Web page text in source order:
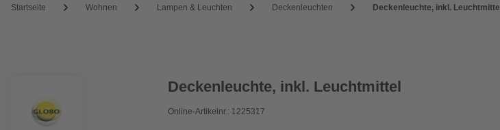
Startseite Wohnen Lampen & Leuchten Deckenleuchten Deckenleuchte, inkl. Leuchtmittel
Deckenleuchte, inkl. Leuchtmittel
Online-Artikelnr.: 1225317